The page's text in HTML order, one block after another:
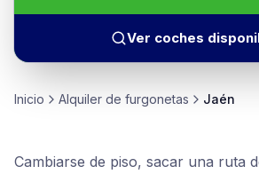
Ver coches
Inicio Alquiler de furgonetas Jaén
Cambiarse de piso, sacar una ruta